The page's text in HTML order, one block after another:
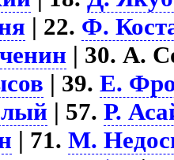
| 22. Ф.
| 30. А.
| 39.Е.
| 57.Р.
| 71.М.